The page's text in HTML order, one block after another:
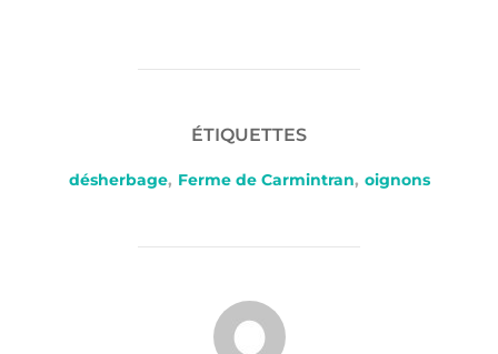
ÉTIQUETTES
désherbage, Ferme de Carmintran, oignons
AUTEUR DE LA PUBLICATION